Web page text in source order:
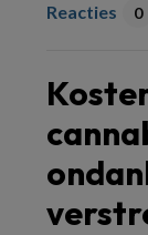
Reacties 0